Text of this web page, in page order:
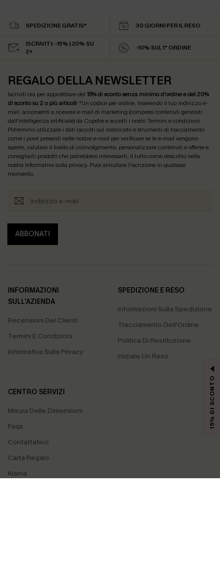
SPEDIZIONE GRATIS* 30 GIORNI PER IL RESO
ISCRIVITI: -15% | 20% SU
2+
-10% SUL 1° ORDINE
REGALO DELLA NEWSLETTER
Iscriviti ora per approfittare del 15% di sconto senza minimo d'ordine e del 20%
di sconto su 2 o più articoli! *Un codice per ordine. Inserendo il tuo indirizzo e-
mail, acconsenti a ricevere e-mail di marketing (compresi contenuti generati
dall'intelligenza artificiale) da Cupshe e accetti i nostri Termini e condizioni.
Potremmo utilizzare i dati raccolti sul nostro sito e strumenti di tracciamento
come i pixel presenti nelle nostre e-mail per verificare se le e-mail vengono
aperte, valutare il livello di coinvolgimento, personalizzare contenuti e offerte e
consigliarti prodotti che potrebbero interessarti, il tutto come descritto nella
nostra Informativa sulla privacy. Puoi annullare l'iscrizione in qualsiasi
momento.
ABBONATI
INFORMAZIONI
SULL'AZIENDA
Recensioni Dei Clienti
Termini E Condizioni
Informativa Sulla Privacy
SPEDIZIONE E RESO
Informazioni Sulla Spedizione
Tracciamento Dell'Ordine
Politica Di Restituzione
Iniziare Un Reso
CENTRO SERVIZI
Misura Delle Dimensioni
Faqs
Contattateci
Carta Regalo
Klarna
15% DI SCONTO